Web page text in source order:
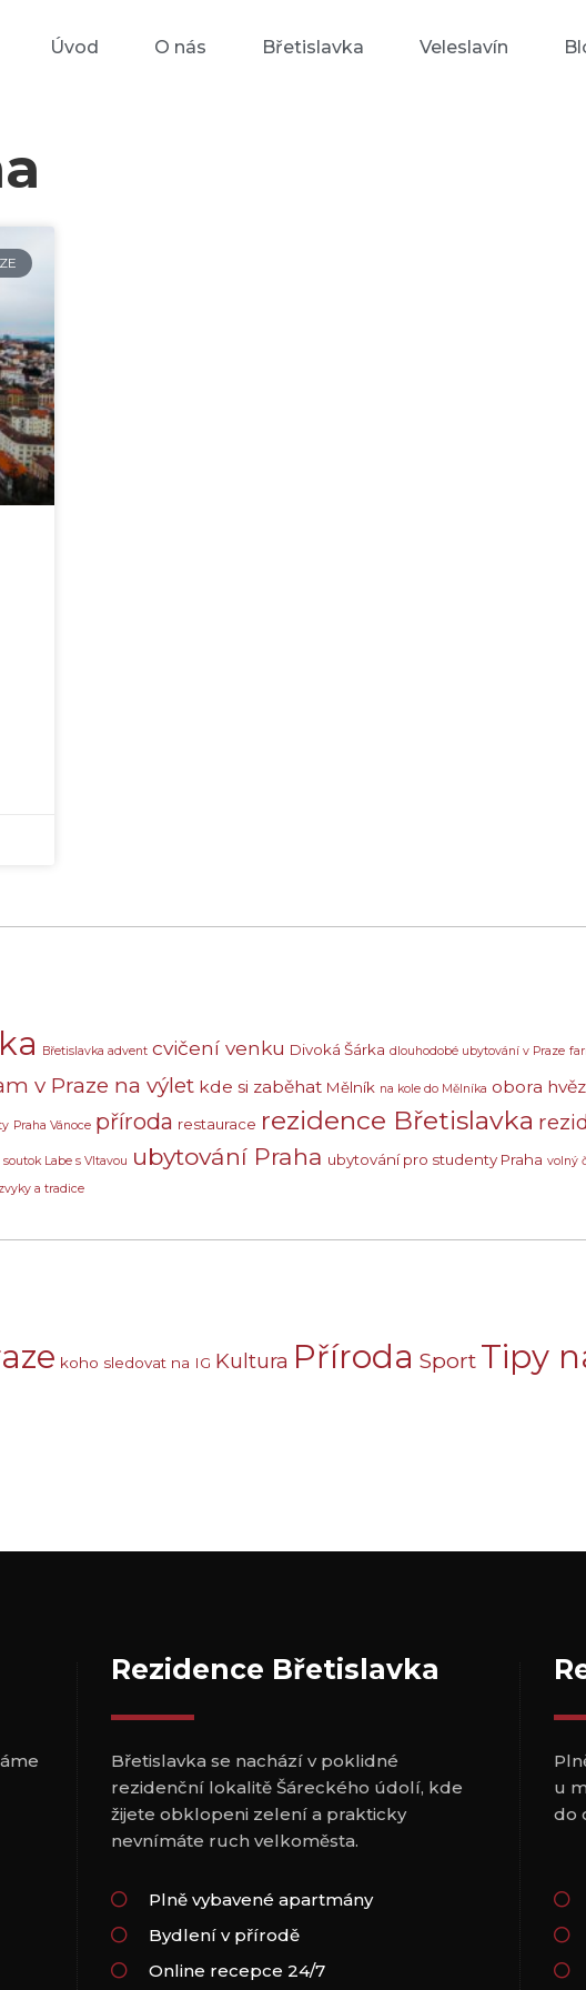
Úvod O nás Břetislavka Veleslavín
Břetislavka advent cvičení venku Divoká Šárka dlouhodobé ubytování v Praze
v Praze na výlet kde si zaběhat Mělník na kole do Mělníka obora
Praha Vánoce příroda restaurace rezidence Břetislavka
soutok Labe s Vltavou ubytování Praha ubytování pro studenty Praha volný
a tradice
koho sledovat na IG Kultura Příroda Sport Tipy
Rezidence Břetislavka
Břetislavka se nachází v poklidné
rezidenční lokalitě Šáreckého údolí, kde
žijete obklopeni zelení a prakticky
nevnímáte ruch velkoměsta.
Plně vybavené apartmány
Bydlení v přírodě
Online recepce 24/7
u
do